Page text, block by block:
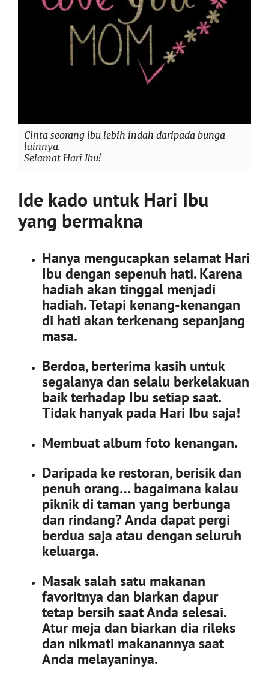
Cinta seorang ibu lebih indah daripada bunga
lainnya.
Selamat Hari Ibu!
Ide kado untuk Hari Ibu
yang bermakna
Hanya mengucapkan selamat Hari
Ibu dengan sepenuh hati. Karena
hadiah akan tinggal menjadi
hadiah. Tetapi kenang-kenangan
di hati akan terkenang sepanjang
masa.
Berdoa, berterima kasih untuk
segalanya dan selalu berkelakuan
baik terhadap Ibu setiap saat.
Tidak hanyak pada Hari Ibu saja!
Membuat album foto kenangan.
Daripada ke restoran, berisik dan
penuh orang… bagaimana kalau
piknik di taman yang berbunga
dan rindang? Anda dapat pergi
berdua saja atau dengan seluruh
keluarga.
Masak salah satu makanan
favoritnya dan biarkan dapur
tetap bersih saat Anda selesai.
Atur meja dan biarkan dia rileks
dan nikmati makanannya saat
Anda melayaninya.